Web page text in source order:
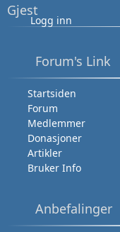
Gjest
Logg inn
Forum's Link
Startsiden
Forum
Medlemmer
Donasjoner
Artikler
Bruker Info
Anbefalinger